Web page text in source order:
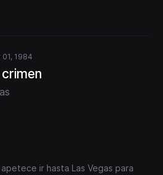
1984
ir hasta Las Vegas para